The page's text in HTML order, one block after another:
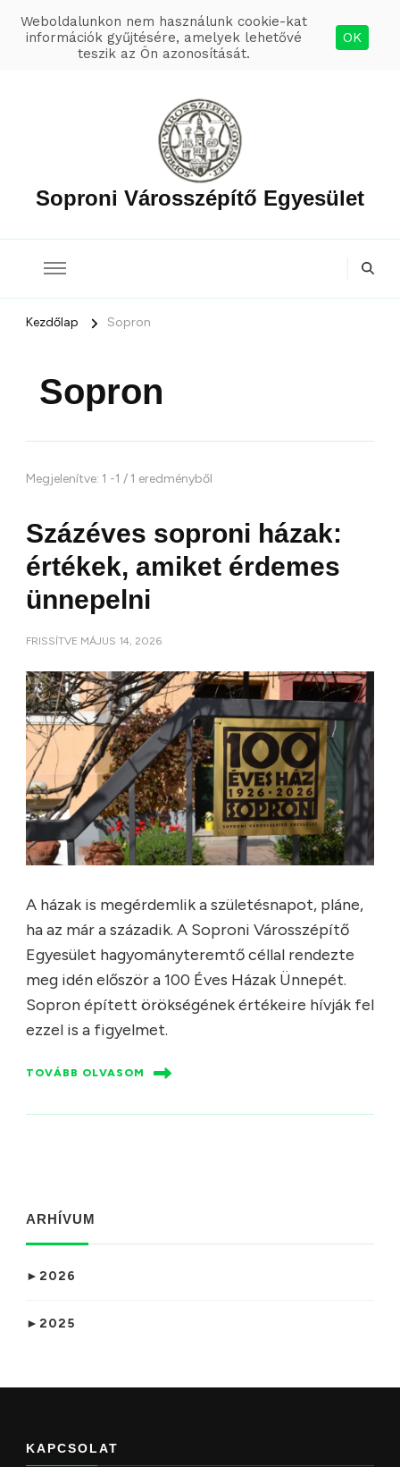
Soproni Városszépítő Egyesület
Kezdőlap Sopron
Sopron
Megjelenítve: 1 -1 / 1 eredményből
Százéves soproni házak:
értékek, amiket érdemes
ünnepelni
FRISSÍTVE MÁJUS 14, 2026
A házak is megérdemlik a születésnapot, pláne,
ha az már a századik. A Soproni Városszépítő
Egyesület hagyományteremtő céllal rendezte
meg idén először a 100 Éves Házak Ünnepét.
Sopron épített örökségének értékeire hívják fel
ezzel is a figyelmet.
TOVÁBB OLVASOM
ARHÍVUM
► 2026
► 2025
KAPCSOLAT
Weboldalunkon nem használunk cookie-kat
információk gyűjtésére, amelyek lehetővé
teszik az Ön azonosítását.
OK